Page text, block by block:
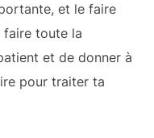
et le faire
toute la
et de donner à
pour traiter ta